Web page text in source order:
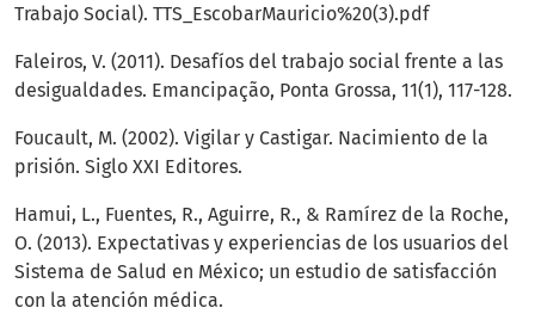
Trabajo Social). TTS_EscobarMauricio%20(3).pdf
Faleiros, V. (2011). Desafíos del trabajo social frente a las
desigualdades. Emancipação, Ponta Grossa, 11(1), 117-128.
Foucault, M. (2002). Vigilar y Castigar. Nacimiento de la
prisión. Siglo XXI Editores.
Hamui, L., Fuentes, R., Aguirre, R., & Ramírez de la Roche,
O. (2013). Expectativas y experiencias de los usuarios del
Sistema de Salud en México; un estudio de satisfacción
con la atención médica.